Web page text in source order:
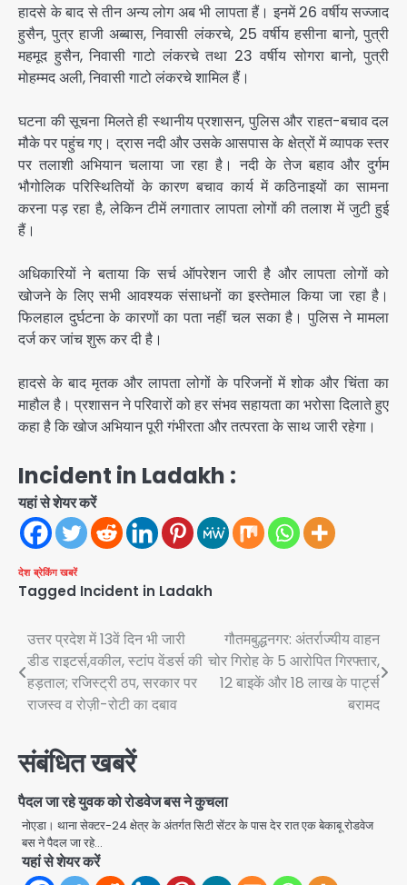
हादसे के बाद से तीन अन्य लोग अब भी लापता हैं। इनमें 26 वर्षीय सज्जाद
हुसैन, पुत्र हाजी अब्बास, निवासी लंकरचे, 25 वर्षीय हसीना बानो, पुत्री
महमूद हुसैन, निवासी गाटो लंकरचे तथा 23 वर्षीय सोगरा बानो, पुत्री
मोहम्मद अली, निवासी गाटो लंकरचे शामिल हैं।
घटना की सूचना मिलते ही स्थानीय प्रशासन, पुलिस और राहत-बचाव दल
मौके पर पहुंच गए। द्रास नदी और उसके आसपास के क्षेत्रों में व्यापक स्तर
पर तलाशी अभियान चलाया जा रहा है। नदी के तेज बहाव और दुर्गम
भौगोलिक परिस्थितियों के कारण बचाव कार्य में कठिनाइयों का सामना
करना पड़ रहा है, लेकिन टीमें लगातार लापता लोगों की तलाश में जुटी हुई
हैं।
अधिकारियों ने बताया कि सर्च ऑपरेशन जारी है और लापता लोगों को
खोजने के लिए सभी आवश्यक संसाधनों का इस्तेमाल किया जा रहा है।
फिलहाल दुर्घटना के कारणों का पता नहीं चल सका है। पुलिस ने मामला
दर्ज कर जांच शुरू कर दी है।
हादसे के बाद मृतक और लापता लोगों के परिजनों में शोक और चिंता का
माहौल है। प्रशासन ने परिवारों को हर संभव सहायता का भरोसा दिलाते हुए
कहा है कि खोज अभियान पूरी गंभीरता और तत्परता के साथ जारी रहेगा।
Incident in Ladakh :
यहां से शेयर करें
देश ब्रेकिंग खबरें
Tagged Incident in Ladakh
Post
navigation
उत्तर प्रदेश में 13वें दिन भी जारी
डीड राइटर्स,वकील, स्टांप वेंडर्स की
हड़ताल; रजिस्ट्री ठप, सरकार पर
राजस्व व रोज़ी-रोटी का दबाव
गौतमबुद्धनगर: अंतर्राज्यीय वाहन
चोर गिरोह के 5 आरोपित गिरफ्तार,
12 बाइकें और 18 लाख के पार्ट्स
बरामद
संबंधित खबरें
पैदल जा रहे युवक को रोडवेज बस ने कुचला
नोएडा। थाना सेक्टर-24 क्षेत्र के अंतर्गत सिटी सेंटर के पास देर रात एक बेकाबू रोडवेज
बस ने पैदल जा रहे…
यहां से शेयर करें